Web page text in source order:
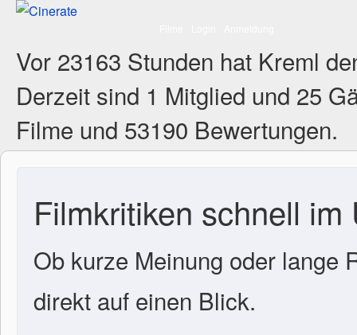
Vor 23163 Stunden hat Kreml
Derzeit sind 1 Mitglied und 25
Filme und 53190 Bewertungen.
Filmkritiken schnell im
Ob kurze Meinung oder lange
direkt auf einen Blick.